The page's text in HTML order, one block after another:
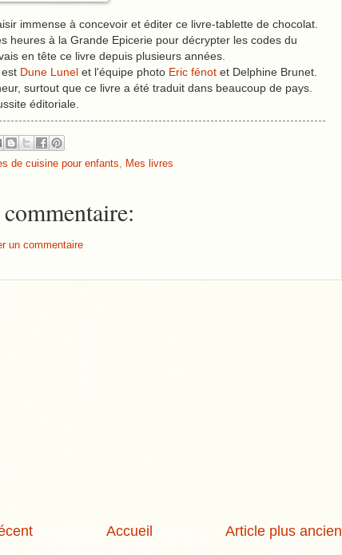
immense à concevoir et éditer ce livre-tablette de chocolat.
heures à la Grande Epicerie pour décrypter les codes du
en tête ce livre depuis plusieurs années.
Dune Lunel et l'équipe photo Eric fénot et Delphine Brunet.
surtout que ce livre a été traduit dans beaucoup de pays.
éditoriale.
de cuisine pour enfants Mes livres
un commentaire
Article plus ancien
Accueil